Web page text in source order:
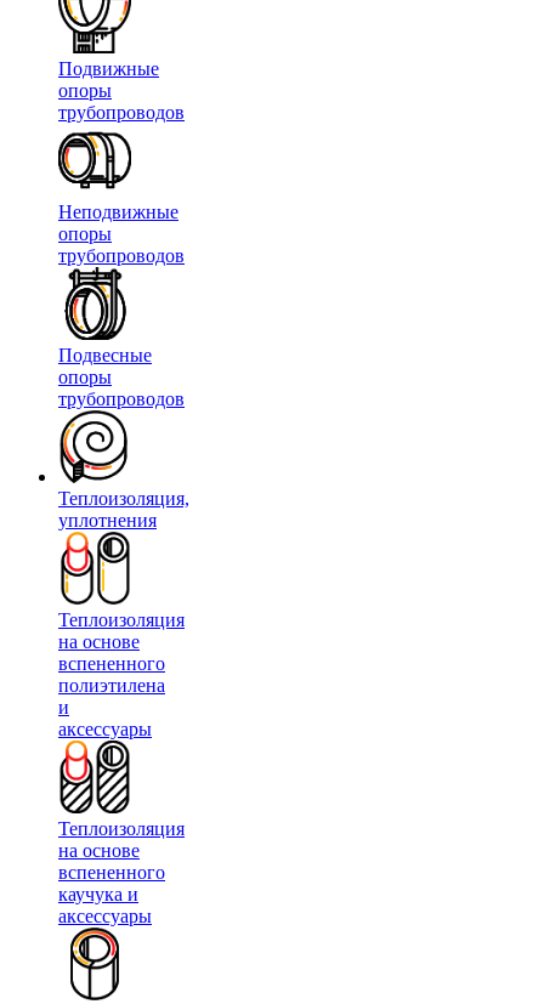
Подвижные
опоры
трубопроводов
Неподвижные
опоры
трубопроводов
Подвесные
опоры
трубопроводов
Теплоизоляция,
уплотнения
Теплоизоляция
на основе
вспененного
полиэтилена
и
аксессуары
Теплоизоляция
на основе
вспененного
каучука и
аксессуары